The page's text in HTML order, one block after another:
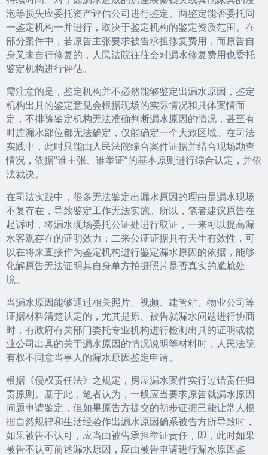
泡等损失应委托资产评估公司进行鉴定。两鉴定能否委托同
一鉴定机构一并进行，取决于鉴定机构的鉴定资质范围。在
部分案件中，若原告主张要求被告承担修复费用，而原告自
身又未自行修复的，人民法院往往会对漏水修复费用也委托
鉴定机构进行评估。
需注意的是，鉴定机构并不必然能够鉴定出漏水原因，鉴定
机构出具的鉴定意见会根据现场的实际情况和具体案情而
定，不排除鉴定机构无法准确判断漏水原因的情况，甚至有
时连漏水部位都无法确定，仅能确定一个大致区域。在司法
实践中，此时只能由人民法院综合案件证据并结合现场勘查
情况，依据“谁主张、谁举证”的基本原则进行综合认定，并依
法裁决。
在司法实践中，很多无法鉴定出漏水原因的理由是漏水现场
不复存在，导致鉴定工作无法实施。所以，笔者建议原告在
起诉时，将漏水现场委托公证处进行取证，一来可以提高漏
水客观存在的证明效力；二来公证证据具有天生有效性，可
以在将来直接作为鉴定机构进行鉴定漏水原因的依据，能够
化解原告无法证明其自身单方拍摄照片是否真实的尴尬处
境。
当漏水原因能够通过相关照片、视频、建管站、物业公司等
证据材料清楚认定的，尤其是原、被告就漏水问题进行协商
时，有政府有关部门委托专业机构进行检测出具的证明或物
业公司出具的关于漏水原因的情况说明等材料时，人民法院
有权不同意当事人的漏水原因鉴定申请。
根据《侵权责任法》之规定，房屋漏水案件实行过错责任归
责原则。基于此，笔者认为，一般应当要求原告就漏水原因
问题申请鉴定，但如果原告方提交的初步证据已能让常人根
据自然规律和生活经验作出漏水原因确系被告方所导致时，
如果被告不认可，应当由被告承担举证责任，即，此时如果
被告不认可前述漏水原因，应由被告申请进行漏水原因鉴